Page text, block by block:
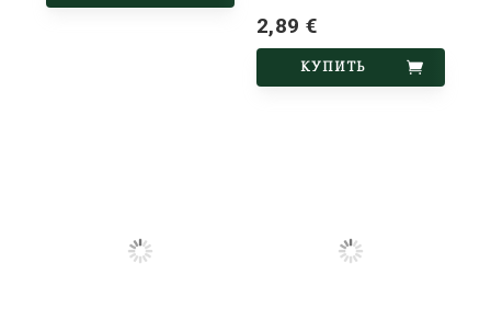
2,89 €
КУПИТЬ